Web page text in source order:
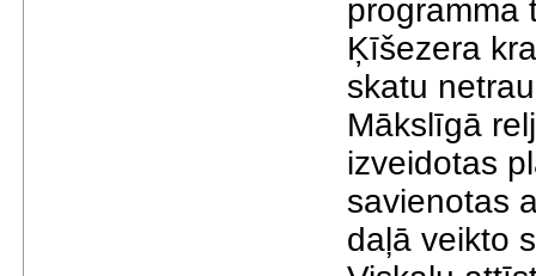
programma
Ķīšezera
skatu
Mākslīgā
izveidotas
savienotas
daļā veikto